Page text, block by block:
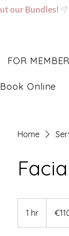
our Bundles!
FOR
Book Online
Home
1 hr
h